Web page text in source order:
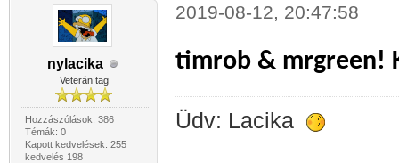
nylacika
Veterán tag
Hozzászólások: 386
Témák: 0
Kapott kedvelések: 255
kedvelés 198
2019-08-12, 20:47:58
timrob & mrgreen!
Üdv: Lacika